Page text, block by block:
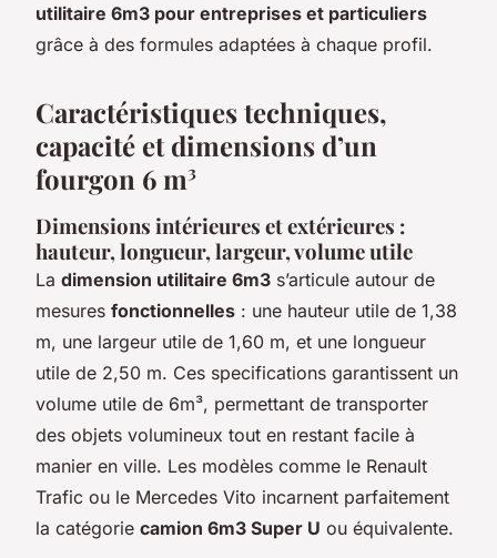
utilitaire 6m3 pour entreprises et particuliers
grâce à des formules adaptées à chaque profil.
Caractéristiques techniques,
capacité et dimensions d’un
fourgon 6 m³
Dimensions intérieures et extérieures :
hauteur, longueur, largeur, volume utile
La dimension utilitaire 6m3 s’articule autour de
mesures fonctionnelles : une hauteur utile de 1,38
m, une largeur utile de 1,60 m, et une longueur
utile de 2,50 m. Ces specifications garantissent un
volume utile de 6m³, permettant de transporter
des objets volumineux tout en restant facile à
manier en ville. Les modèles comme le Renault
Trafic ou le Mercedes Vito incarnent parfaitement
la catégorie camion 6m3 Super U ou équivalente.